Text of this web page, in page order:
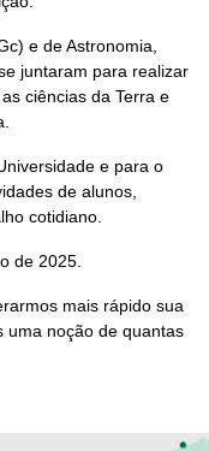
e de Astronomia,
juntaram para realizar
ciências da Terra e
e para o
de alunos,
cotidiano.
de 2025.
mais rápido sua
uma noção de quantas